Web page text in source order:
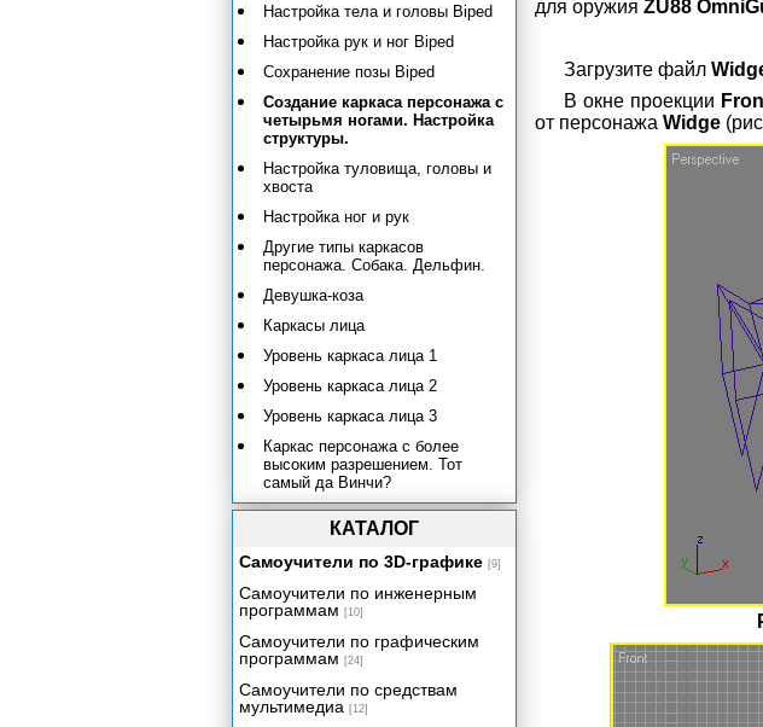
для оружия ZU88
Загрузите файл
В окне проекции
от персонажа Widge
Настройка тела и головы Biped
Настройка рук и ног Biped
Сохранение позы Biped
Создание каркаса персонажа с
четырьмя ногами. Настройка
структуры.
Настройка туловища, головы и
хвоста
Настройка ног и рук
Другие типы каркасов
персонажа. Собака. Дельфин.
Девушка-коза
Каркасы лица
Уровень каркаса лица 1
Уровень каркаса лица 2
Уровень каркаса лица 3
Каркас персонажа с более
высоким разрешением. Тот
самый да Винчи?
Каркас лица для сетки с
высоким разрешением
Добавление костей и
контроллеров
Задание весов сетки персонажа
вручную с помощью
редактирования вершин
КАТАЛОГ
Самоучители по 3D-графике [9]
Самоучители по инженерным
программам [10]
Самоучители по графическим
программам [24]
Самоучители по средствам
мультимедиа [12]